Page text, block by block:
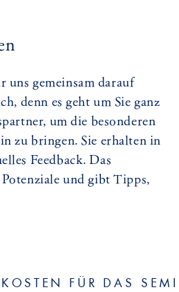
gemeinsam darauf
denn es geht um Sie ganz
um die besonderen
zu bringen. Sie erhalten in
Feedback. Das
und gibt Tipps,
FÜR DAS